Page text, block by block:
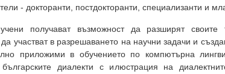
- докторанти, постдокторанти, специализанти и
получават възможност да разширят своите
участват в разрешаването на научни задачи и
приложими в обучението по компютърна
диалекти с илюстрация на